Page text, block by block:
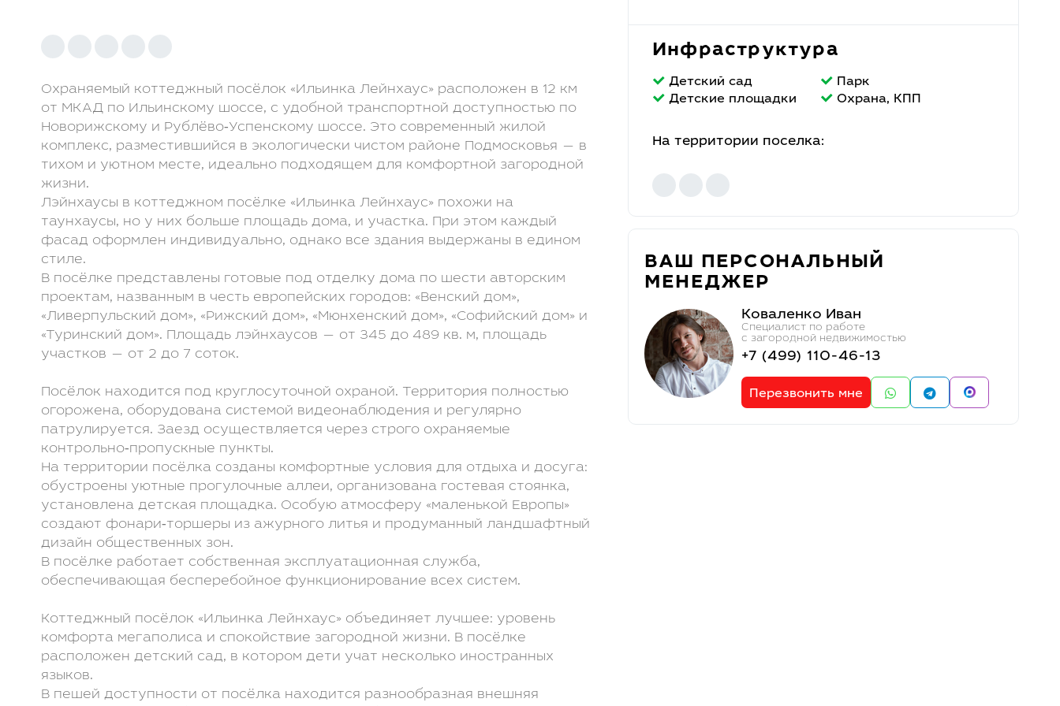
Отзывы
Видеообзоры:
Охраняемый коттеджный посёлок «Ильинка Лейнхаус» расположен в 12 км
от МКАД по Ильинскому шоссе, с удобной транспортной доступностью по
Новорижскому и Рублёво‑Успенскому шоссе. Это современный жилой
комплекс, разместившийся в экологически чистом районе Подмосковья — в
тихом и уютном месте, идеально подходящем для комфортной загородной
жизни.
Лэйнхаусы в коттеджном посёлке «Ильинка Лейнхаус» похожи на
таунхаусы, но у них больше площадь дома, и участка. При этом каждый
фасад оформлен индивидуально, однако все здания выдержаны в едином
стиле.
В посёлке представлены готовые под отделку дома по шести авторским
проектам, названным в честь европейских городов: «Венский дом»,
«Ливерпульский дом», «Рижский дом», «Мюнхенский дом», «Софийский дом» и
«Туринский дом». Площадь лэйнхаусов — от 345 до 489 кв. м, площадь
участков — от 2 до 7 соток.
Посёлок находится под круглосуточной охраной. Территория полностью
огорожена, оборудована системой видеонаблюдения и регулярно
патрулируется. Заезд осуществляется через строго охраняемые
контрольно‑пропускные пункты.
На территории посёлка созданы комфортные условия для отдыха и досуга:
обустроены уютные прогулочные аллеи, организована гостевая стоянка,
установлена детская площадка. Особую атмосферу «маленькой Европы»
создают фонари‑торшеры из ажурного литья и продуманный ландшафтный
дизайн общественных зон.
В посёлке работает собственная эксплуатационная служба,
обеспечивающая бесперебойное функционирование всех систем.
Коттеджный посёлок «Ильинка Лейнхаус» объединяет лучшее: уровень
комфорта мегаполиса и спокойствие загородной жизни. В посёлке
расположен детский сад, в котором дети учат несколько иностранных
языков.
В пешей доступности от посёлка находится разнообразная внешняя
Инфраструктура
Детский сад
Парк
Детские площадки
Охрана, КПП
На территории поселка:
ВАШ ПЕРСОНАЛЬНЫЙ
МЕНЕДЖЕР
Коваленко Иван
Специалист по работе
с загородной недвижимостью
+7 (499) 110-46-13
Перезвонить мне